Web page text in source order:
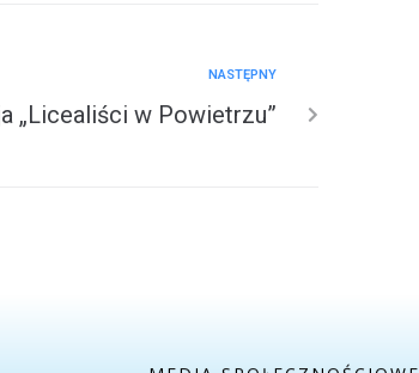
NASTĘPNY
„Licealiści w Powietrzu”